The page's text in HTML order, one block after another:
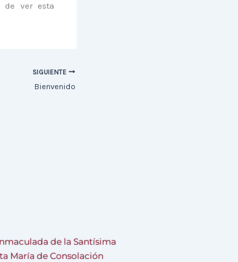
de ver esta
SIGUIENTE
Bienvenido
de la Santísima
María de Consolación